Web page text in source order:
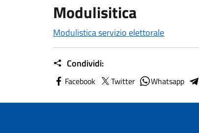
Modulisitica
Modulistica servizio elettorale
Condividi:
Facebook Twitter Whatsapp